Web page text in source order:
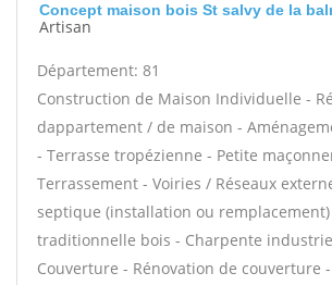
Concept maison bois St salvy de la
Artisan
Département: 81
Construction de Maison Individuelle -
dappartement / de maison -
- Terrasse tropézienne - Petite
Terrassement - Voiries / Réseaux
septique (installation ou
traditionnelle bois - Charpente
Couverture - Rénovation de couverture